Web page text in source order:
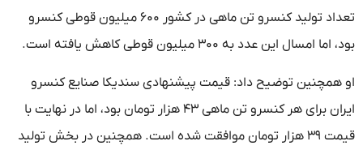
تعداد تولید کنسرو تن ماهی در کشور ۶۰۰ میلیون قوطی کنسرو
بود، اما امسال این عدد به ۳۰۰ میلیون قوطی کاهش یافته است.
او همچنین توضیح داد: قیمت پیشنهادی سندیکا صنایع کنسرو
ایران برای هر کنسرو تن ماهی ۴۳ هزار تومان بود، اما در نهایت با
قیمت ۳۹ هزار تومان موافقت شده است. همچنین در بخش تولید